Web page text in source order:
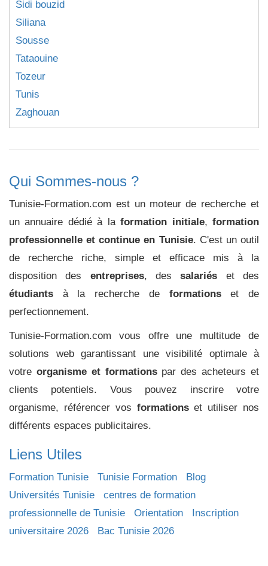
Sidi bouzid
Siliana
Sousse
Tataouine
Tozeur
Tunis
Zaghouan
Qui Sommes-nous ?
Tunisie-Formation.com est un moteur de recherche et
un annuaire dédié à laformation initiale,formation
professionnelle et continue en Tunisie. C'est un outil
de recherche riche, simple et efficace mis à la
disposition des entreprises, dessalariés et des
étudiants à la recherche de formationset de
perfectionnement.
Tunisie-Formation.com vous offre une multitude de
solutions web garantissant une visibilité optimale à
votre organisme et formationspar des acheteurs et
clients potentiels. Vous pouvez inscrire votre
organisme, référencer vos formationset utiliser nos
différents espaces publicitaires.
Liens Utiles
Formation Tunisie Tunisie Formation
Blog
Universités Tunisie
centres de formation
professionnelle de Tunisie
Orientation
Inscription
universitaire 2026
Bac Tunisie 2026